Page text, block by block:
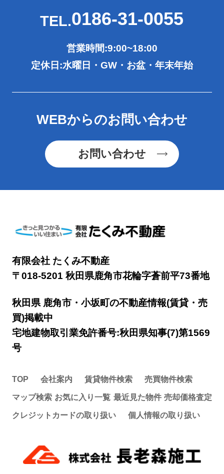
TEL.0186-31-0055
営業時間:9:00~18:00
定休日:水曜日・GW・お盆・年末年始
WEBからのお問い合わせ
お問い合わせ
有限会社 たくみ不動産
〒018-5201 秋田県鹿角市花輪字蒼前平73番地
秋田県 鹿角市・小坂町の不動産情報(賃貸・売
買)掲載中
宅地建物取引業免許番号:秋田県知事(7)第1569
号
TOP 会社案内 賃貸物件検索 売買物件検索
マップ検索 お気に入り一覧 最近見た物件 売却価格査定
クレジットカードの取り扱い 個人情報の取り扱い